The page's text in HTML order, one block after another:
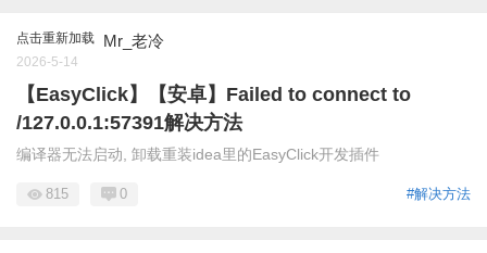
点击重新加载 Mr_老冷
2026-5-14
【EasyClick】【安卓】Failed to connect to
/127.0.0.1:57391解决方法
编译器无法启动, 卸载重装idea里的EasyClick开发插件
#解决方法
815 0